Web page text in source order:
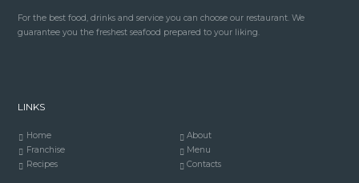
For the best food, drinks and service you can choose our restaurant. We
guarantee you the freshest seafood prepared to your liking.
LINKS
Home
About
Franchise
Menu
Recipes
Contacts